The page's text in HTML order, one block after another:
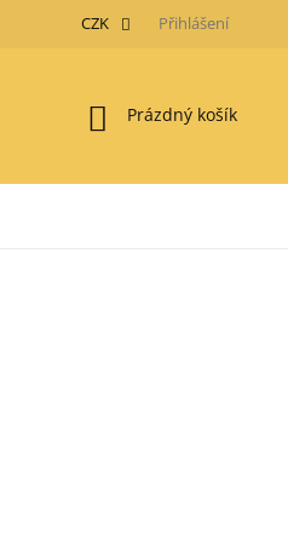
GDPR Moje objednávka
CZK Přihlášení
Nákupní
Prázdný košík